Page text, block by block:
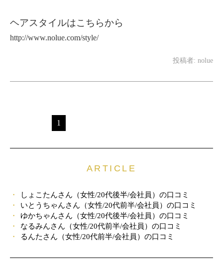
ヘアスタイルはこちらから
http://www.nolue.com/style/
投稿者: nolue
1
ARTICLE
しょこたんさん（女性/20代後半/会社員）の口コミ
いとうちゃんさん（女性/20代前半/会社員）の口コミ
ゆかちゃんさん（女性/20代後半/会社員）の口コミ
なるみんさん（女性/20代前半/会社員）の口コミ
るんたさん（女性/20代前半/会社員）の口コミ